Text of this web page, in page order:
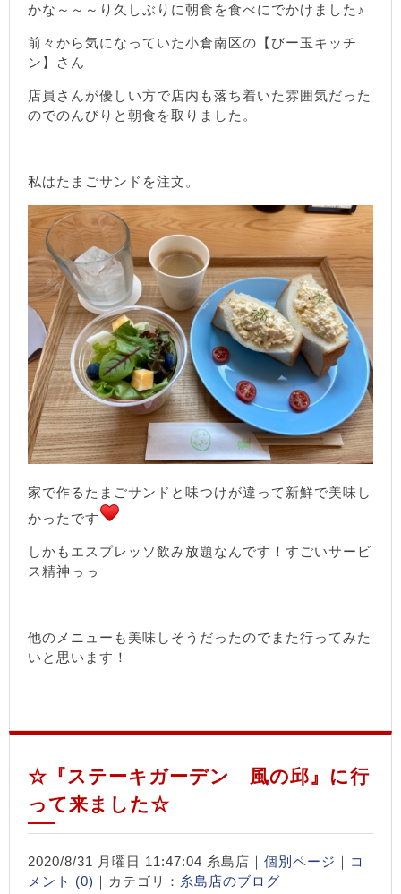
かな～～～り久しぶりに朝食を食べにでかけました♪
前々から気になっていた小倉南区の【びー玉キッチ
ン】さん
店員さんが優しい方で店内も落ち着いた雰囲気だった
のでのんびりと朝食を取りました。
私はたまごサンドを注文。
家で作るたまごサンドと味つけが違って新鮮で美味し
かったです
しかもエスプレッソ飲み放題なんです！すごいサービ
ス精神っっ
他のメニューも美味しそうだったのでまた行ってみた
いと思います！
☆『ステーキガーデン 風の邱』に行
って来ました☆
2020/8/31 月曜日 11:47:04 糸島店｜ 個別ページ ｜ コ
メント (0) ｜カテゴリ： 糸島店のブログ